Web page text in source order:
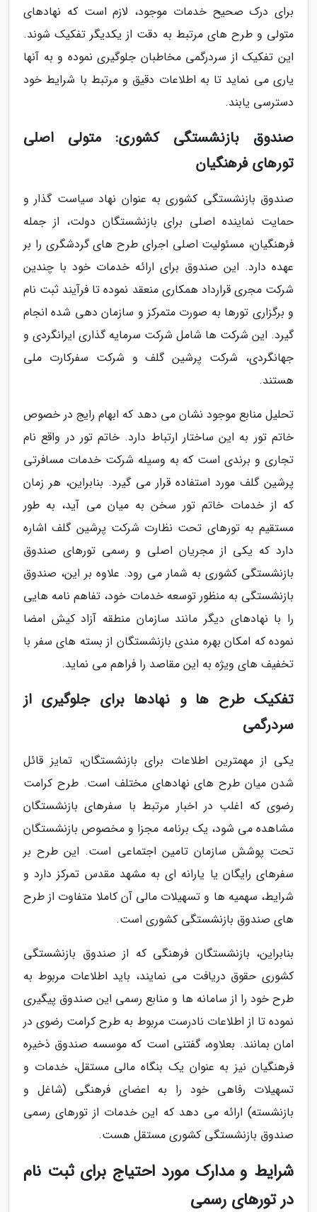
برای درک صحیح خدمات موجود، لازم است که نهادهای
متولی و طرح های مرتبط به دقت از یکدیگر تفکیک شوند.
این تفکیک از سردرگمی مخاطبان جلوگیری نموده و به آنها
یاری می نماید تا به اطلاعات دقیق و مرتبط با شرایط خود
دسترسی یابند.
صندوق بازنشستگی کشوری: متولی اصلی
تورهای فرهنگیان
صندوق بازنشستگی کشوری به عنوان نهاد سیاست گذار و
حمایت نماینده اصلی برای بازنشستگان دولت، از جمله
فرهنگیان، مسئولیت اصلی اجرای طرح های گردشگری را بر
عهده دارد. این صندوق برای ارائه خدمات خود با چندین
شرکت مجری قرارداد همکاری منعقد نموده تا فرآیند ثبت نام
و برگزاری تورها به صورت متمرکز و سازمان دهی شده انجام
گیرد. این شرکت ها شامل شرکت سرمایه گذاری ایرانگردی و
جهانگردی، شرکت پرشین گلف و شرکت سفرکارت ملی
هستند.
تحلیل منابع موجود نشان می دهد که ابهام رایج در خصوص
خاتم تور به این ساختار ارتباط دارد. خاتم تور در واقع نام
تجاری و برندی است که به وسیله شرکت خدمات مسافرتی
پرشین گلف مورد استفاده قرار می گیرد. بنابراین، هر زمان
که از خدمات خاتم تور سخن به میان می آید، به طور
مستقیم به تورهای تحت نظارت شرکت پرشین گلف اشاره
دارد که یکی از مجریان اصلی و رسمی تورهای صندوق
بازنشستگی کشوری به شمار می رود. علاوه بر این، صندوق
بازنشستگی به منظور توسعه خدمات خود، تفاهم نامه هایی
را با نهادهای دیگر مانند سازمان منطقه آزاد کیش امضا
نموده که امکان بهره مندی بازنشستگان از بسته های سفر با
تخفیف های ویژه به این مقاصد را فراهم می نماید.
تفکیک طرح ها و نهادها برای جلوگیری از
سردرگمی
یکی از مهمترین اطلاعات برای بازنشستگان، تمایز قائل
شدن میان طرح های نهادهای مختلف است. طرح کرامت
رضوی که اغلب در اخبار مرتبط با سفرهای بازنشستگان
مشاهده می شود، یک برنامه مجزا و مخصوص بازنشستگان
تحت پوشش سازمان تامین اجتماعی است. این طرح بر
سفرهای رایگان یا یارانه ای به مشهد مقدس تمرکز دارد و
شرایط، سهمیه ها و تسهیلات مالی آن کاملا متفاوت از طرح
های صندوق بازنشستگی کشوری است.
بنابراین، بازنشستگان فرهنگی که از صندوق بازنشستگی
کشوری حقوق دریافت می نمایند، باید اطلاعات مربوط به
طرح خود را از سامانه ها و منابع رسمی این صندوق پیگیری
نموده تا از اطلاعات نادرست مربوط به طرح کرامت رضوی در
امان بمانند. بعلاوه، گفتنی است که موسسه صندوق ذخیره
فرهنگیان نیز به عنوان یک بنگاه مالی مستقل، خدمات و
تسهیلات رفاهی خود را به اعضای فرهنگی (شاغل و
بازنشسته) ارائه می دهد که این خدمات از تورهای رسمی
صندوق بازنشستگی کشوری مستقل هست.
شرایط و مدارک مورد احتیاج برای ثبت نام
در تورهای رسمی